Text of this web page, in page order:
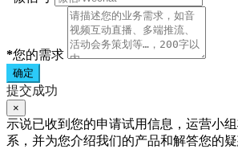
*您的需求
确定
提交成功
×
示说已收到您的申请试用信息，运营小
系，并为您介绍我们的产品和解答您的疑